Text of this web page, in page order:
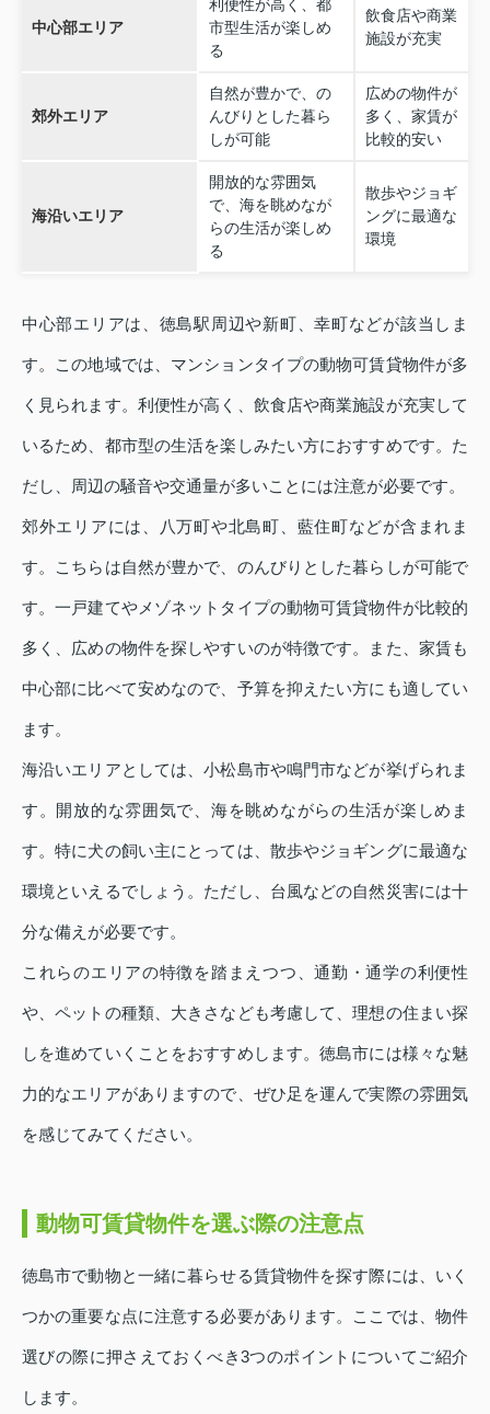
中心部エリア
利便性が高く、都
市型生活が楽しめ
る
飲食店や商業
施設が充実
郊外エリア
自然が豊かで、の
んびりとした暮ら
しが可能
広めの物件が
多く、家賃が
比較的安い
海沿いエリア
開放的な雰囲気
で、海を眺めなが
らの生活が楽しめ
る
散歩やジョギ
ングに最適な
環境
中心部エリアは、徳島駅周辺や新町、幸町などが該当しま
す。この地域では、マンションタイプの動物可賃貸物件が多
く見られます。利便性が高く、飲食店や商業施設が充実して
いるため、都市型の生活を楽しみたい方におすすめです。た
だし、周辺の騒音や交通量が多いことには注意が必要です。
郊外エリアには、八万町や北島町、藍住町などが含まれま
す。こちらは自然が豊かで、のんびりとした暮らしが可能で
す。一戸建てやメゾネットタイプの動物可賃貸物件が比較的
多く、広めの物件を探しやすいのが特徴です。また、家賃も
中心部に比べて安めなので、予算を抑えたい方にも適してい
ます。
海沿いエリアとしては、小松島市や鳴門市などが挙げられま
す。開放的な雰囲気で、海を眺めながらの生活が楽しめま
す。特に犬の飼い主にとっては、散歩やジョギングに最適な
環境といえるでしょう。ただし、台風などの自然災害には十
分な備えが必要です。
これらのエリアの特徴を踏まえつつ、通勤・通学の利便性
や、ペットの種類、大きさなども考慮して、理想の住まい探
しを進めていくことをおすすめします。徳島市には様々な魅
力的なエリアがありますので、ぜひ足を運んで実際の雰囲気
を感じてみてください。
動物可賃貸物件を選ぶ際の注意点
徳島市で動物と一緒に暮らせる賃貸物件を探す際には、いく
つかの重要な点に注意する必要があります。ここでは、物件
選びの際に押さえておくべき3つのポイントについてご紹介
します。